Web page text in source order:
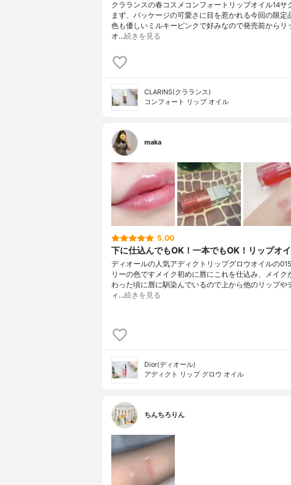
クラランスの春コスメコンフォートリップオイル14サ
まず、パッケージの可愛さに目を惹かれる今回の限定
色も優しいミルキーピンクで好みなので発売前からリ
オ…続きを見る
CLARINS(クラランス)
コンフォート リップ オイル
maka
5.00
下に仕込んでもOK！一本でもOK！リップオ
ディオールの人気アディクトリップグロウオイルの
リーの色ですメイク初めに唇にこれを仕込み、メイク
わった頃に唇に馴染んでいるので上から他のリップや
ィ…続きを見る
Dior(ディオール)
アディクト リップ グロウ オイル
ちんちろりん